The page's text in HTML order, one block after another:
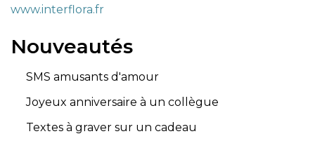
www.interflora.fr
Nouveautés
SMS amusants d'amour
Joyeux anniversaire à un collègue
Textes à graver sur un cadeau